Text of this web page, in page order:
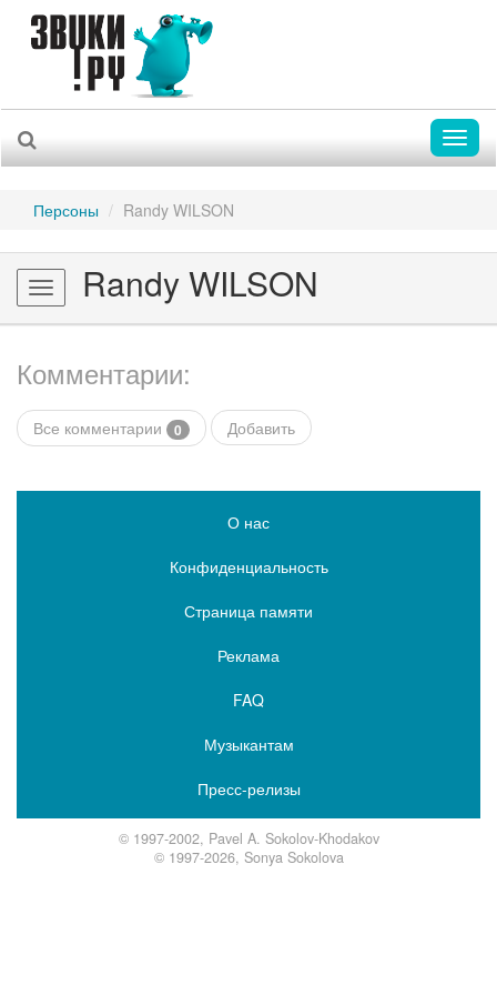
Персоны Randy WILSON
Toggle
navigation
Randy WILSON
Комментарии:
Все комментарии 0 Добавить
О нас
Конфиденциальность
Страница памяти
Реклама
FAQ
Музыкантам
Пресс-релизы
© 1997-2002, Pavel A. Sokolov-Khodakov
© 1997-2026, Sonya Sokolova